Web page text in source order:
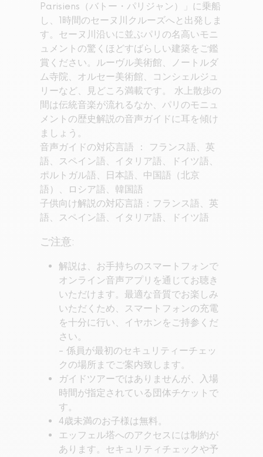
Parisiens（バトー・パリジャン）」に乗船
し、1時間のセーヌ川クルーズへと出発しま
す。セーヌ川沿いに並ぶパリの名高いモニ
ュメントの驚くほどすばらしい建築をご鑑
賞ください。ルーヴル美術館、ノートルダ
ム寺院、オルセー美術館、コンシェルジュ
リーなど、見どころ満載です。 水上散歩の
間は伝統音楽が流れるなか、パリのモニュ
メントの歴史解説の音声ガイドに耳を傾け
ましょう。
音声ガイドの対応言語 ： フランス語、英
語、スペイン語、イタリア語、ドイツ語、
ポルトガル語、日本語、中国語（北京
語）、ロシア語、韓国語
子供向け解説の対応言語：フランス語、英
語、スペイン語、イタリア語、ドイツ語
ご注意:
解説は、お手持ちのスマートフォンで
オンライン音声アプリを通じてお聴き
いただけます。最適な音質でお楽しみ
いただくため、スマートフォンの充電
を十分に行い、イヤホンをご持参くだ
さい。
- 係員が最初のセキュリティーチェッ
クの場所までご案内致します。
ガイドツアーではありませんが、入場
時間が指定されている団体チケットで
す。
4歳未満のお子様は無料。
エッフェル塔へのアクセスには制約が
あります。セキュリティチェックや予